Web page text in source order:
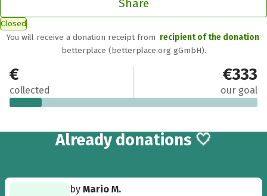
Share
Closed
You will receive a donation receipt from recipient of the donation
betterplace (betterplace.org gGmbH).
€43
collected
€333
our goal
Already 2
donations 🤍
byMario M.